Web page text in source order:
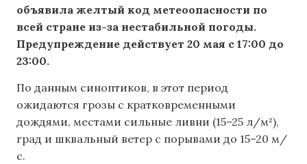
объявила желтый код метеоопасности по
всей стране из-за нестабильной погоды.
Предупреждение действует 20 мая с 17:00 до
23:00.
По данным синоптиков, в этот период
ожидаются грозы с кратковременными
дождями, местами сильные ливни (15–25 л/м²),
град и шквальный ветер с порывами до 15–20 м/
с.